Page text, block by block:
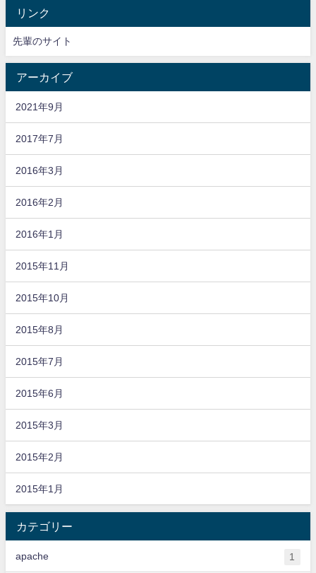
リンク
先輩のサイト
アーカイブ
2021年9月
2017年7月
2016年3月
2016年2月
2016年1月
2015年11月
2015年10月
2015年8月
2015年7月
2015年6月
2015年3月
2015年2月
2015年1月
カテゴリー
apache 1